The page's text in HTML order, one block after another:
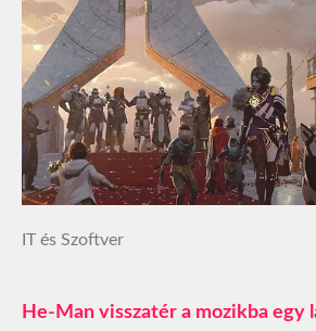
IT és Szoftver
He-Man visszatér a mozikba egy